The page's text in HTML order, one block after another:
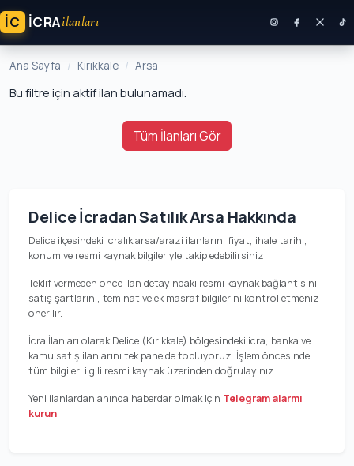
İC ICRAilanları
Ana Sayfa Kırıkkale Arsa
Bu filtre için aktif ilan bulunamadı.
Tüm İlanları Gör
Delice İcradan Satılık Arsa Hakkında
Delice ilçesindeki icralık arsa/arazi ilanlarını fiyat, ihale tarihi,
konum ve resmi kaynak bilgileriyle takip edebilirsiniz.
Teklif vermeden önce ilan detayındaki resmi kaynak bağlantısını,
satış şartlarını, teminat ve ek masraf bilgilerini kontrol etmeniz
önerilir.
İcra İlanları olarak Delice (Kırıkkale) bölgesindeki icra, banka ve
kamu satış ilanlarını tek panelde topluyoruz. İşlem öncesinde
tüm bilgileri ilgili resmi kaynak üzerinden doğrulayınız.
Yeni ilanlardan anında haberdar olmak için Telegram alarmı
kurun.